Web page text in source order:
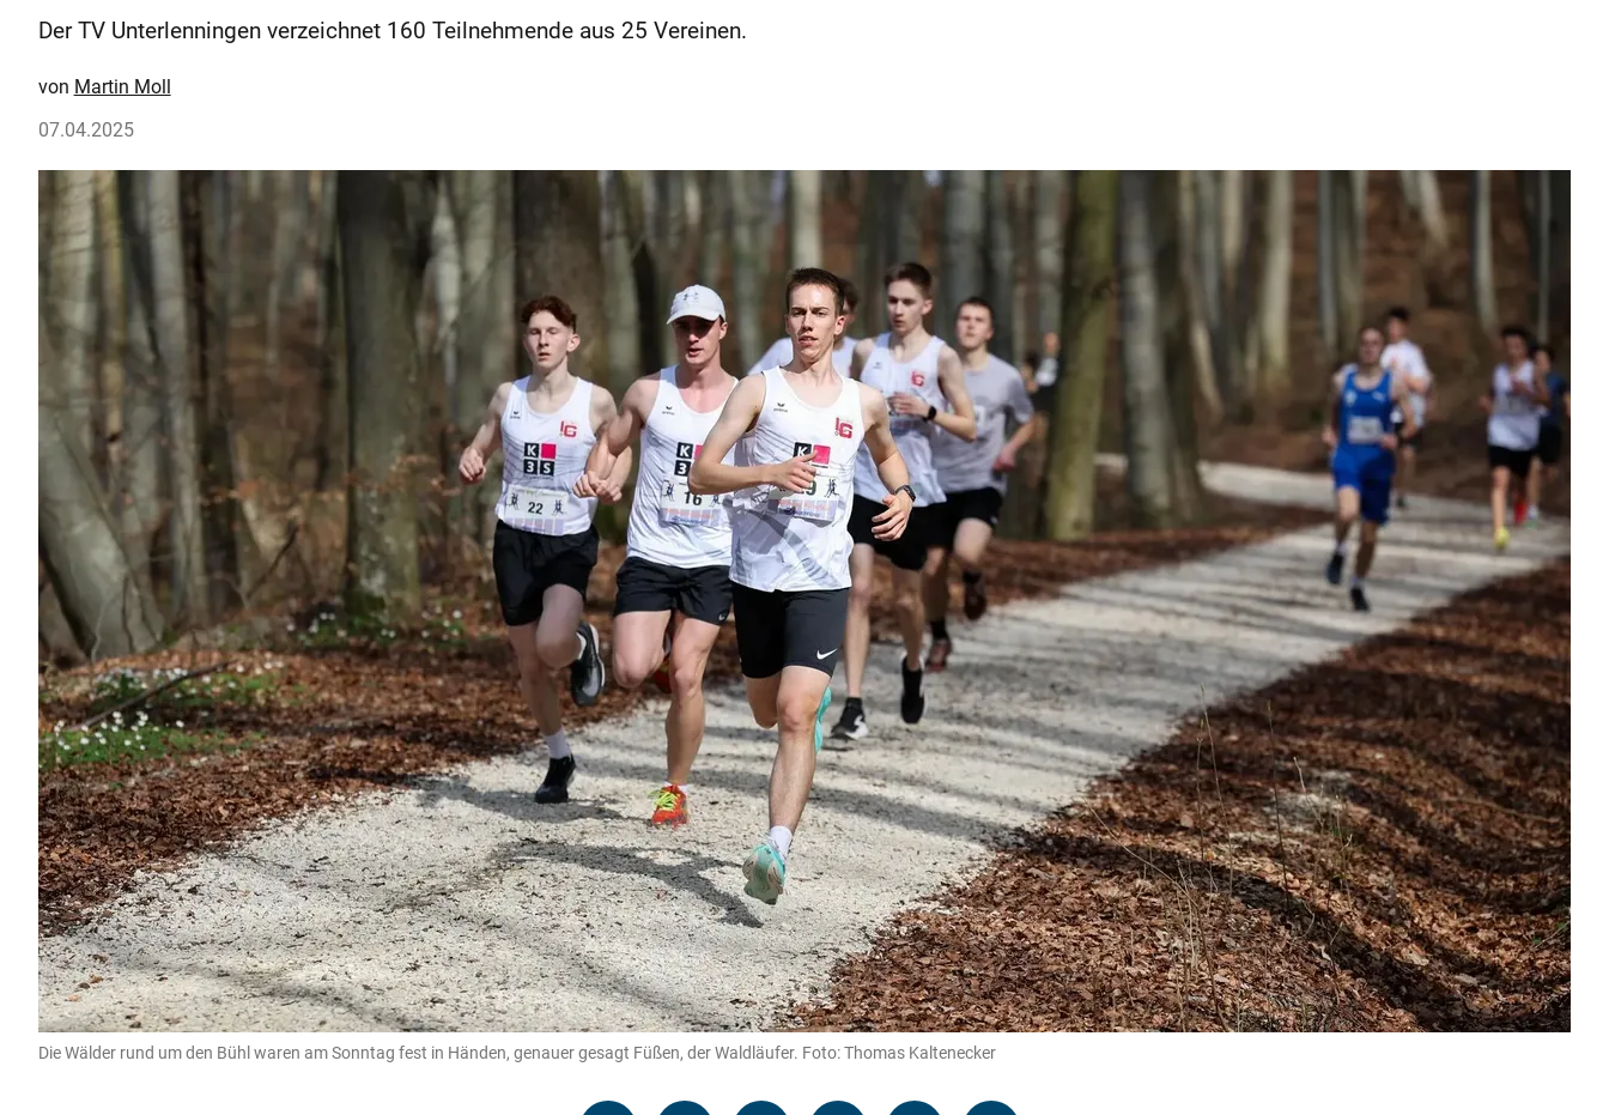
Der TV Unterlenningen verzeichnet 160 Teilnehmende aus 25 Vereinen.
Martin Moll
07.04.2025
Die Wälder rund um den Bühl waren am Sonntag fest in Händen, genauer gesagt Füßen, der Waldläufer. Foto: Thomas Kaltenecker